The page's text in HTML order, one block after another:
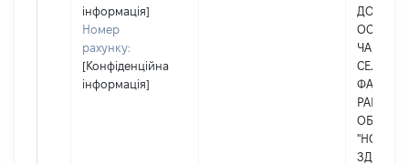
інформація]
Номер
рахунку:
[Конфіденційна
інформація]
ОСВІТИ
РАЙОНУ
ОБЛАСТІ
ЗДО